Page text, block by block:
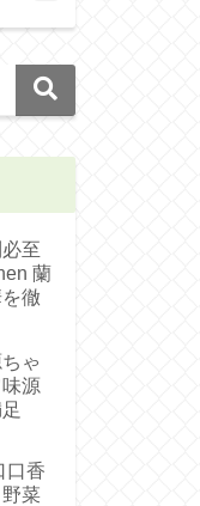
至
蘭
徹
ゃ
源
口香
菜